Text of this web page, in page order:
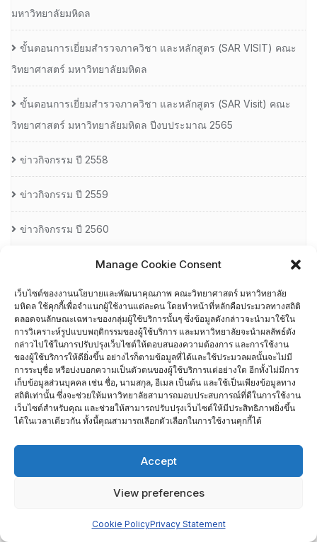
Manage Cookie Consent
เว็บไซต์ของงานนโยบายและพัฒนาคุณภาพ คณะวิทยาศาสตร์ มหาวิทยาลัย
มหิดล ใช้คุกกี้เพื่อจำแนกผู้ใช้งานแต่ละคน โดยทำหน้าที่หลักคือประมวลทางสถิติ
ตลอดจนลักษณะเฉพาะของกลุ่มผู้ใช้บริการนั้นๆ ซึ่งข้อมูลดังกล่าวจะนำมาใช้ใน
การวิเคราะห์รูปแบบพฤติกรรมของผู้ใช้บริการ และมหาวิทยาลัยจะนำผลลัพธ์ดัง
กล่าวไปใช้ในการปรับปรุงเว็บไซต์ให้ตอบสนองความต้องการ และการใช้งาน
ของผู้ใช้บริการให้ดียิ่งขึ้น อย่างไรก็ตามข้อมูลที่ได้และใช้ประมวลผลนั้นจะไม่มี
การระบุชื่อ หรือบ่งบอกความเป็นตัวตนของผู้ใช้บริการแต่อย่างใด อีกทั้งไม่มีการ
เก็บข้อมูลส่วนบุคคล เช่น ชื่อ, นามสกุล, อีเมล เป็นต้น และใช้เป็นเพียงข้อมูลทาง
สถิติเท่านั้น ซึ่งจะช่วยให้มหาวิทยาลัยสามารถมอบประสบการณ์ที่ดีในการใช้งาน
เว็บไซต์สำหรับคุณ และช่วยให้สามารถปรับปรุงเว็บไซต์ให้มีประสิทธิภาพยิ่งขึ้น
ได้ในเวลาเดียวกัน ทั้งนี้คุณสามารถเลือกตัวเลือกในการใช้งานคุกกี้ได้
Accept
View preferences
Cookie PolicyPrivacy Statement
มหาวิทยาลัยมหิดล
ขั้นตอนการเยี่ยมสำรวจภาควิชา และหลักสูตร (SAR VISIT) คณะ
วิทยาศาสตร์ มหาวิทยาลัยมหิดล
ขั้นตอนการเยี่ยมสำรวจภาควิชา และหลักสูตร (SAR Visit) คณะ
วิทยาศาสตร์ มหาวิทยาลัยมหิดล ปีงบประมาณ 2565
ข่าวกิจกรรม ปี 2558
ข่าวกิจกรรม ปี 2559
ข่าวกิจกรรม ปี 2560
ข่าวกิจกรรม ปี 2561
ข่าวกิจกรรม ปี 2562
ข่าวกิจกรรม ปี 2563
ข่าวกิจกรรม ปี 2564
ข่าวกิจกรรม ปี 2565